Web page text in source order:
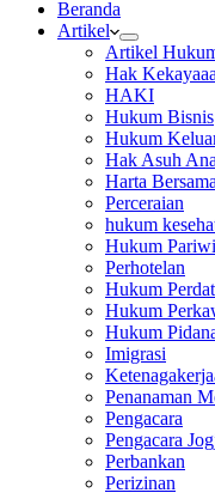
Beranda
Artikel
Artikel
Hak
HAKI
Hukum Bisnis
Hukum
Hak Asuh
Harta Bersama
Perceraian
hukum
Hukum
Perhotelan
Hukum
Hukum
Hukum
Imigrasi
Penanaman
Pengacara
Pengacara
Perbankan
Perizinan